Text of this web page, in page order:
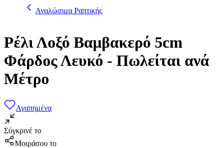
Αναλώσιμα Ραπτικής
Ρέλι Λοξό Βαμβακερό 5cm
Φάρδος Λευκό - Πωλείται ανά
Μέτρο
Αγαπημένα
Σύγκρινέ το
Μοιράσου το